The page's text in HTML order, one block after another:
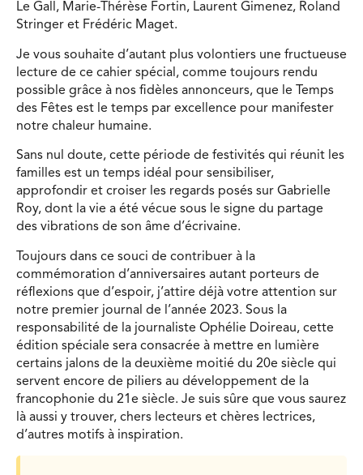
Le Gall, Marie-Thérèse Fortin, Laurent Gimenez, Roland
Stringer et Frédéric Maget.
Je vous souhaite d’autant plus volontiers une fructueuse
lecture de ce cahier spécial, comme toujours rendu
possible grâce à nos fidèles annonceurs, que le Temps
des Fêtes est le temps par excellence pour manifester
notre chaleur humaine.
Sans nul doute, cette période de festivités qui réunit les
familles est un temps idéal pour sensibiliser,
approfondir et croiser les regards posés sur Gabrielle
Roy, dont la vie a été vécue sous le signe du partage
des vibrations de son âme d’écrivaine.
Toujours dans ce souci de contribuer à la
commémoration d’anniversaires autant porteurs de
réflexions que d’espoir, j’attire déjà votre attention sur
notre premier journal de l’année 2023. Sous la
responsabilité de la journaliste Ophélie Doireau, cette
édition spéciale sera consacrée à mettre en lumière
certains jalons de la deuxième moitié du 20e siècle qui
servent encore de piliers au développement de la
francophonie du 21e siècle. Je suis sûre que vous saurez
là aussi y trouver, chers lecteurs et chères lectrices,
d’autres motifs à inspiration.